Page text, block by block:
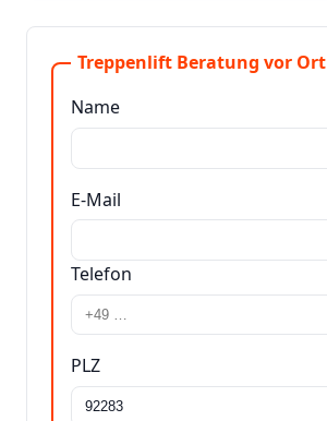
Treppenlift Beratung vor Ort
Name
E-Mail
Telefon
PLZ